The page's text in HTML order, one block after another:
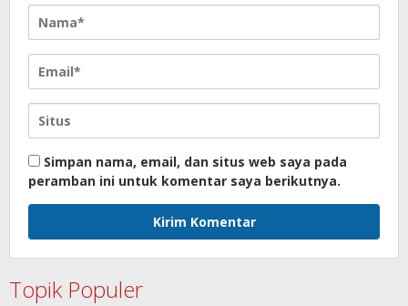
Simpan nama, email, dan situs web saya pada
peramban ini untuk komentar saya berikutnya.
Topik Populer